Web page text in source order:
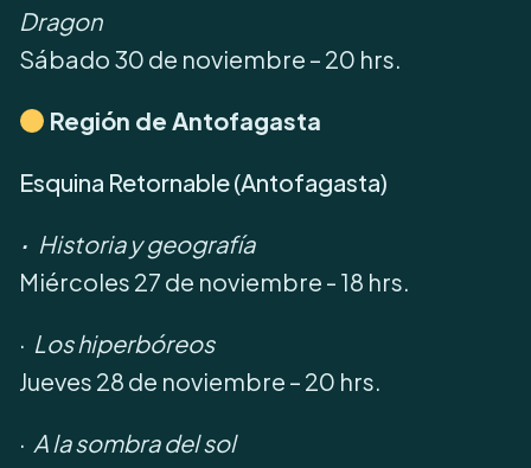
Dragon
Sábado 30 de noviembre – 20 hrs.
Región de Antofagasta
Esquina Retornable (Antofagasta)
· Historia y geografía
Miércoles 27 de noviembre - 18 hrs.
· Los hiperbóreos
Jueves 28 de noviembre – 20 hrs.
· A la sombra del sol